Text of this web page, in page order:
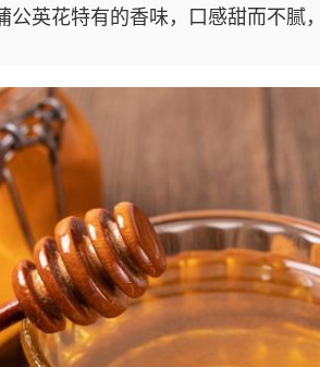
公英花特有的香味，口感甜而不腻